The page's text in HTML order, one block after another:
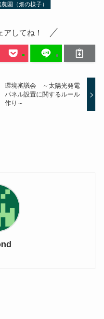
農園（畑の様子）
アしてね！
環境審議会 ～太陽光発電
パネル設置に関するルール
作り～